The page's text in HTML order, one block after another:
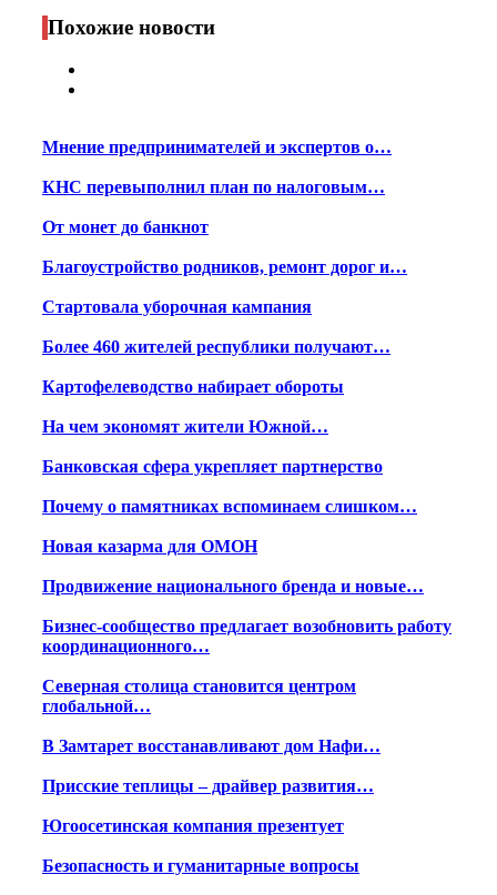
Print
Похожие новости
Мнение предпринимателей и экспертов о…
КНС перевыполнил план по налоговым…
От монет до банкнот
Благоустройство родников, ремонт дорог и…
Стартовала уборочная кампания
Более 460 жителей республики получают…
Картофелеводство набирает обороты
На чем экономят жители Южной…
Банковская сфера укрепляет партнерство
Почему о памятниках вспоминаем слишком…
Новая казарма для ОМОН
Продвижение национального бренда и новые…
Бизнес-сообщество предлагает возобновить работу
координационного…
Северная столица становится центром
глобальной…
В Замтарет восстанавливают дом Нафи…
Присские теплицы – драйвер развития…
Югоосетинская компания презентует
Безопасность и гуманитарные вопросы